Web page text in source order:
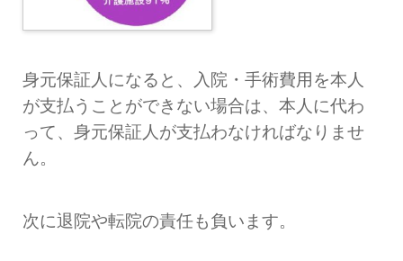
身元保証人になると、入院・手術費用を本人
が支払うことができない場合は、本人に代わ
って、身元保証人が支払わなければなりませ
ん。
次に退院や転院の責任も負います。